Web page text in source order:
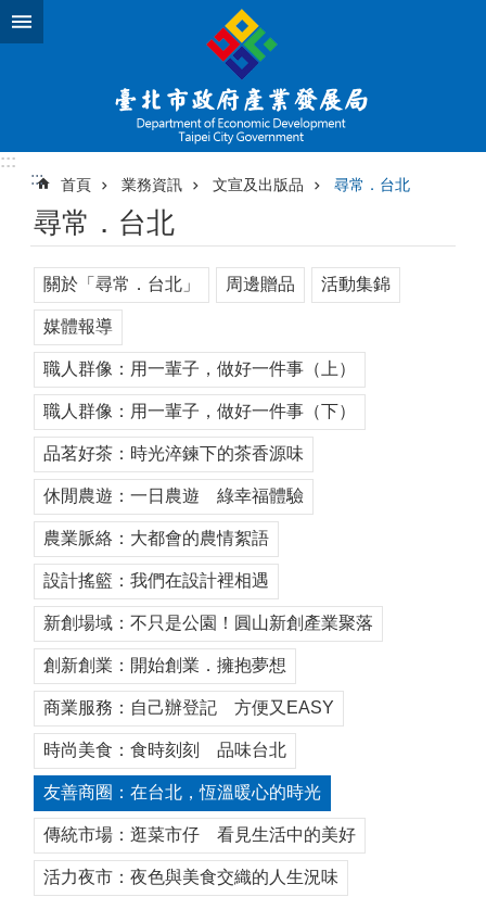
跳到主要內容區塊
:::
:::
首頁 業務資訊 文宣及出版品 尋常．台北
尋常．台北
關於「尋常．台北」 周邊贈品 活動集錦
媒體報導
職人群像：用一輩子，做好一件事（上）
職人群像：用一輩子，做好一件事（下）
品茗好茶：時光淬鍊下的茶香源味
休閒農遊：一日農遊 綠幸福體驗
農業脈絡：大都會的農情絮語
設計搖籃：我們在設計裡相遇
新創場域：不只是公園！圓山新創產業聚落
創新創業：開始創業．擁抱夢想
商業服務：自己辦登記 方便又EASY
時尚美食：食時刻刻 品味台北
友善商圈：在台北，恆溫暖心的時光
傳統市場：逛菜市仔 看見生活中的美好
活力夜市：夜色與美食交織的人生況味